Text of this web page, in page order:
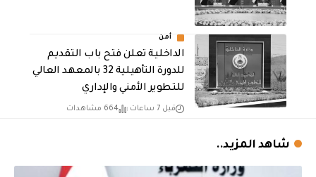
أمن
الداخلية تعلن فتح باب التقديم
للدورة التأهيلية 32 بالمعهد العالي
للتطوير الأمني والإداري
قبل 7 ساعات 664 مشاهدات
شاهد المزيد..